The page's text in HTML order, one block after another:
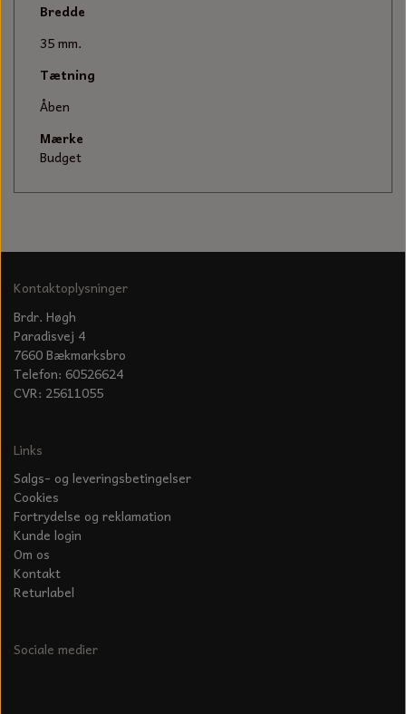
Bredde
35 mm.
Tætning
Åben
Mærke
Budget
Kontaktoplysninger
Brdr. Høgh
Paradisvej 4
7660 Bækmarksbro
Telefon: 60526624
CVR: 25611055
Links
Salgs- og leveringsbetingelser
Cookies
Fortrydelse og reklamation
Kunde login
Om os
Kontakt
Returlabel
Sociale medier